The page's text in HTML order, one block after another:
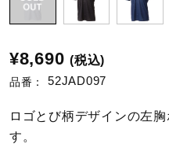
¥8,690 (税込)
品番： 52JAD097
ロゴとび柄デザインの左
す。